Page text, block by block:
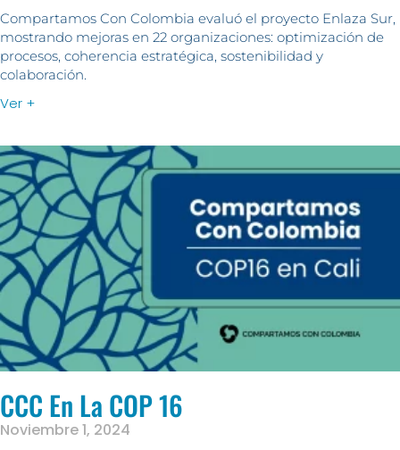
Compartamos Con Colombia evaluó el proyecto Enlaza Sur,
mostrando mejoras en 22 organizaciones: optimización de
procesos, coherencia estratégica, sostenibilidad y
colaboración.
Ver +
CCC En La COP 16
Noviembre 1, 2024